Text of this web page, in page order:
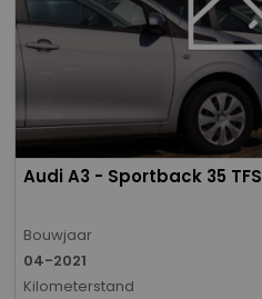
Audi A3 - Sportback 35
Bouwjaar
04-2021
Kilometerstand